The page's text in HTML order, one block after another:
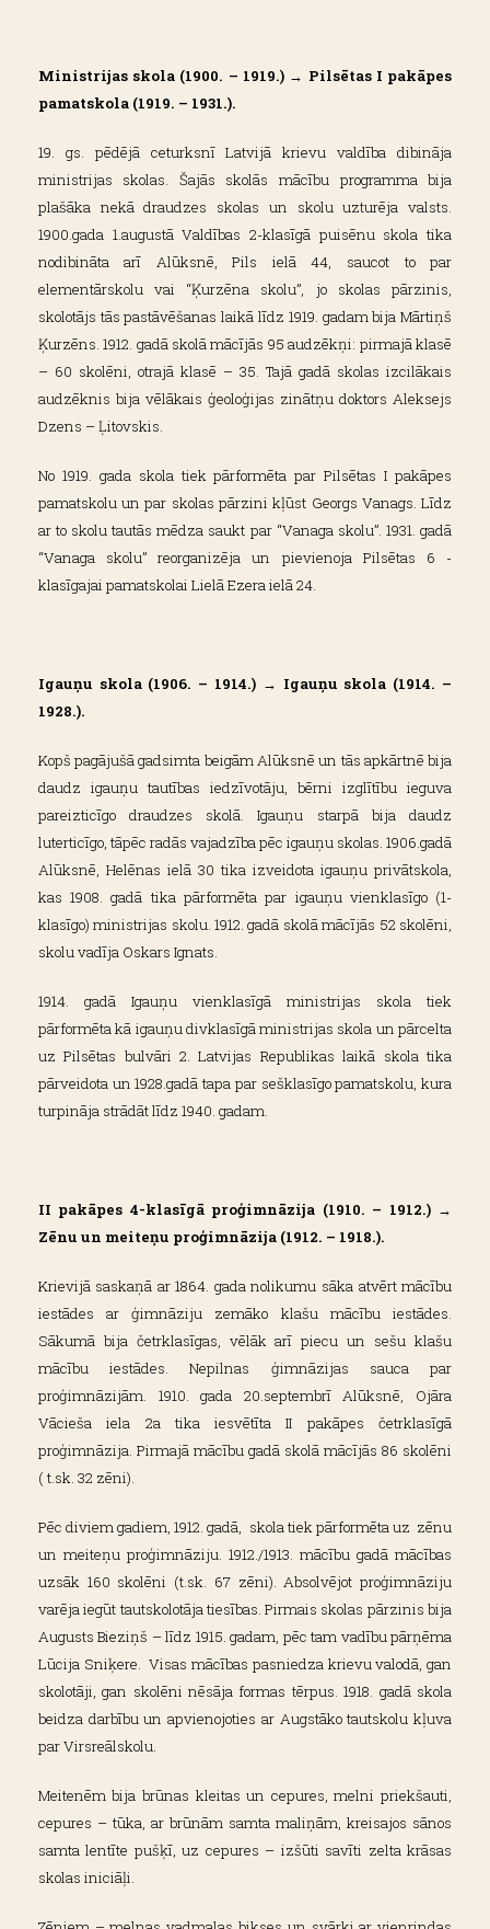
Ministrijas skola (1900. – 1919.) → Pilsētas I pakāpes
pamatskola (1919. – 1931.).
19. gs. pēdējā ceturksnī Latvijā krievu valdība dibināja
ministrijas skolas. Šajās skolās mācību programma bija
plašāka nekā draudzes skolas un skolu uzturēja valsts.
1900.gada 1.augustā Valdības 2-klasīgā puisēnu skola tika
nodibināta arī Alūksnē, Pils ielā 44, saucot to par
elementārskolu vai “Ķurzēna skolu”, jo skolas pārzinis,
skolotājs tās pastāvēšanas laikā līdz 1919. gadam bija Mārtiņš
Ķurzēns. 1912. gadā skolā mācījās 95 audzēkņi: pirmajā klasē
– 60 skolēni, otrajā klasē – 35. Tajā gadā skolas izcilākais
audzēknis bija vēlākais ģeoloģijas zinātņu doktors Aleksejs
Dzens – Ļitovskis.
No 1919. gada skola tiek pārformēta par Pilsētas I pakāpes
pamatskolu un par skolas pārzini kļūst Georgs Vanags. Līdz
ar to skolu tautās mēdza saukt par “Vanaga skolu”. 1931. gadā
“Vanaga skolu” reorganizēja un pievienoja Pilsētas 6 -
klasīgajai pamatskolai Lielā Ezera ielā 24.
Igauņu skola (1906. – 1914.) → Igauņu skola (1914. –
1928.).
Kopš pagājušā gadsimta beigām Alūksnē un tās apkārtnē bija
daudz igauņu tautības iedzīvotāju, bērni izglītību ieguva
pareizticīgo draudzes skolā. Igauņu starpā bija daudz
luterticīgo, tāpēc radās vajadzība pēc igauņu skolas. 1906.gadā
Alūksnē, Helēnas ielā 30 tika izveidota igauņu privātskola,
kas 1908. gadā tika pārformēta par igauņu vienklasīgo (1-
klasīgo) ministrijas skolu. 1912. gadā skolā mācījās 52 skolēni,
skolu vadīja Oskars Ignats.
1914. gadā Igauņu vienklasīgā ministrijas skola tiek
pārformēta kā igauņu divklasīgā ministrijas skola un pārcelta
uz Pilsētas bulvāri 2. Latvijas Republikas laikā skola tika
pārveidota un 1928.gadā tapa par sešklasīgo pamatskolu, kura
turpināja strādāt līdz 1940. gadam.
II pakāpes 4-klasīgā proģimnāzija (1910. – 1912.) →
Zēnu un meiteņu proģimnāzija (1912. – 1918.).
Krievijā saskaņā ar 1864. gada nolikumu sāka atvērt mācību
iestādes ar ģimnāziju zemāko klašu mācību iestādes.
Sākumā bija četrklasīgas, vēlāk arī piecu un sešu klašu
mācību iestādes. Nepilnas ģimnāzijas sauca par
proģimnāzijām. 1910. gada 20.septembrī Alūksnē, Ojāra
Vācieša iela 2a tika iesvētīta II pakāpes četrklasīgā
proģimnāzija. Pirmajā mācību gadā skolā mācījās 86 skolēni
( t.sk. 32 zēni).
Pēc diviem gadiem, 1912. gadā, skola tiek pārformēta uz zēnu
un meiteņu proģimnāziju. 1912./1913. mācību gadā mācības
uzsāk 160 skolēni (t.sk. 67 zēni). Absolvējot proģimnāziju
varēja iegūt tautskolotāja tiesības. Pirmais skolas pārzinis bija
Augusts Bieziņš – līdz 1915. gadam, pēc tam vadību pārņēma
Lūcija Sniķere. Visas mācības pasniedza krievu valodā, gan
skolotāji, gan skolēni nēsāja formas tērpus. 1918. gadā skola
beidza darbību un apvienojoties ar Augstāko tautskolu kļuva
par Virsreālskolu.
Meitenēm bija brūnas kleitas un cepures, melni priekšauti,
cepures – tūka, ar brūnām samta maliņām, kreisajos sānos
samta lentīte pušķī, uz cepures – izšūti savīti zelta krāsas
skolas iniciāļi.